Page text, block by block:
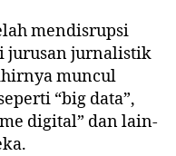
mendisrupsi
jurusan jurnalistik
muncul
“big data”,
digital” dan lain-